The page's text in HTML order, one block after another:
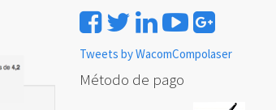
Tweets by WacomCompolaser
Método de pago